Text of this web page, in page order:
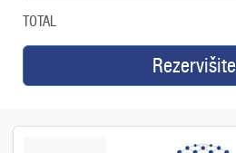
TOTAL
Rezervišite